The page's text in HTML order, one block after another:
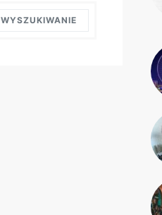
WYSZUKIWANIE